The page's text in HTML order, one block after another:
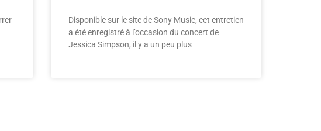
Disponible sur le site de Sony Music, cet entretien
a été enregistré à l’occasion du concert de
Jessica Simpson, il y a un peu plus